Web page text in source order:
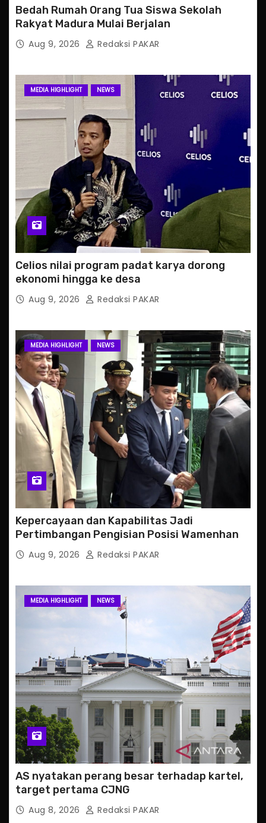
Bedah Rumah Orang Tua Siswa Sekolah
Rakyat Madura Mulai Berjalan
Aug 9, 2026 Redaksi PAKAR
MEDIA HIGHLIGHT NEWS
Celios nilai program padat karya dorong
ekonomi hingga ke desa
Aug 9, 2026 Redaksi PAKAR
MEDIA HIGHLIGHT NEWS
Kepercayaan dan Kapabilitas Jadi
Pertimbangan Pengisian Posisi Wamenhan
Aug 9, 2026 Redaksi PAKAR
MEDIA HIGHLIGHT NEWS
AS nyatakan perang besar terhadap kartel,
target pertama CJNG
Aug 8, 2026 Redaksi PAKAR